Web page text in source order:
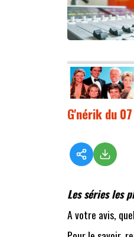
G'nérik du
Les séries les
A votre avis,